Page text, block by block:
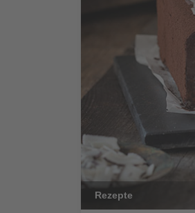
Rezepte